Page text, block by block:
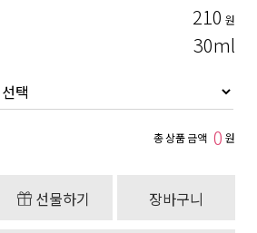
210 원
30ml
총 상품 금액 0 원
선물하기 장바구니